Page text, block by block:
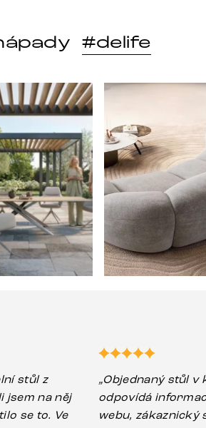
#delife
dni. 🤎 Modulár
a společné chvíle pod širým
Ne každá
stůl z
jsem na něj
se to. Ve
„Objednaný stůl v
odpovídá
webu, zákaznický